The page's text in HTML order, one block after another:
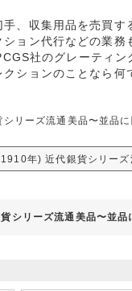
、収集用品を売買す
ョン代行などの業務
社のグレーティン
ションのことなら何
リーズ流通美品〜並品に
年) 近代銀貨シリー
シリーズ流通美品〜並品